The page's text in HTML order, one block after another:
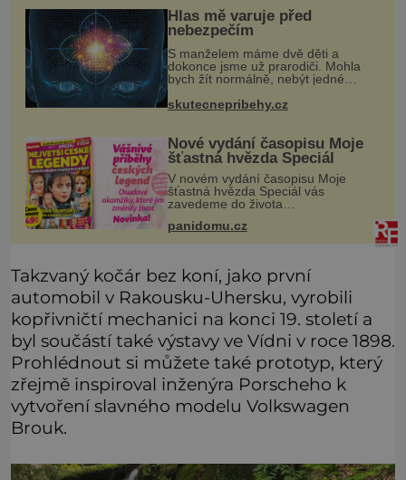
Hlas mě varuje před
nebezpečím
S manželem máme dvě děti a
dokonce jsme už prarodiči. Mohla
bych žít normálně, nebýt jedné
zásadní změny, která mi nabourala
mysl. Živím se jako mzdová účetní a
skutecnepribehy.cz
Nové vydání časopisu Moje
šťastná hvězda Speciál
V novém vydání časopisu Moje
šťastná hvězda Speciál vás
zavedeme do života
hvězd, které znáte z těch
nejslavnějších českých filmů. Jejich
panidomu.cz
Takzvaný kočár bez koní, jako první
automobil v Rakousku-Uhersku, vyrobili
kopřivničtí mechanici na konci 19. století a
byl součástí také výstavy ve Vídni v roce 1898.
Prohlédnout si můžete také prototyp, který
zřejmě inspiroval inženýra Porscheho k
vytvoření slavného modelu Volkswagen
Brouk.